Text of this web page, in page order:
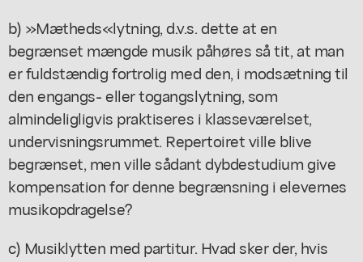
b) »Mætheds«lytning, d.v.s. dette at en
begrænset mængde musik påhøres så tit, at man
er fuldstændig fortrolig med den, i modsætning til
den engangs- eller togangslytning, som
almindeligligvis praktiseres i klasseværelset,
undervisningsrummet. Repertoiret ville blive
begrænset, men ville sådant dybdestudium give
kompensation for denne begrænsning i elevernes
musikopdragelse?
c) Musiklytten med partitur. Hvad sker der, hvis